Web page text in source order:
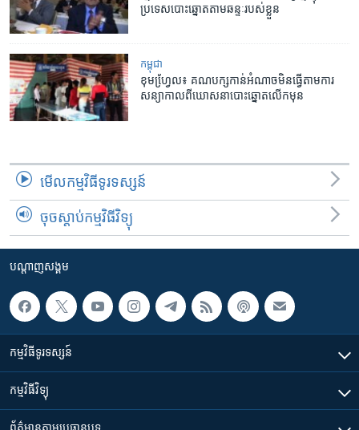
ប្រទេស​បោះឆ្នោត​តាម​ឆន្ទៈ​របស់​ខ្លួន
កម្ពុជា
ខុមហ្វែ្រល៖ ​គណបក្ស​កាន់​អំណាច​មិន​ធ្វើ​តាម​ការ
សន្យា​កាលពី​ឃោសនា​បោះឆ្នោត​លើក​មុន
មើល​កម្មវិធី​ទូរទស្សន៍
ចុចស្តាប់កម្មវិធីវិទ្យុ
បណ្តាញ​សង្គម
កម្មវិធី​ទូរទស្សន៍
កម្មវិធី​វិទ្យុ